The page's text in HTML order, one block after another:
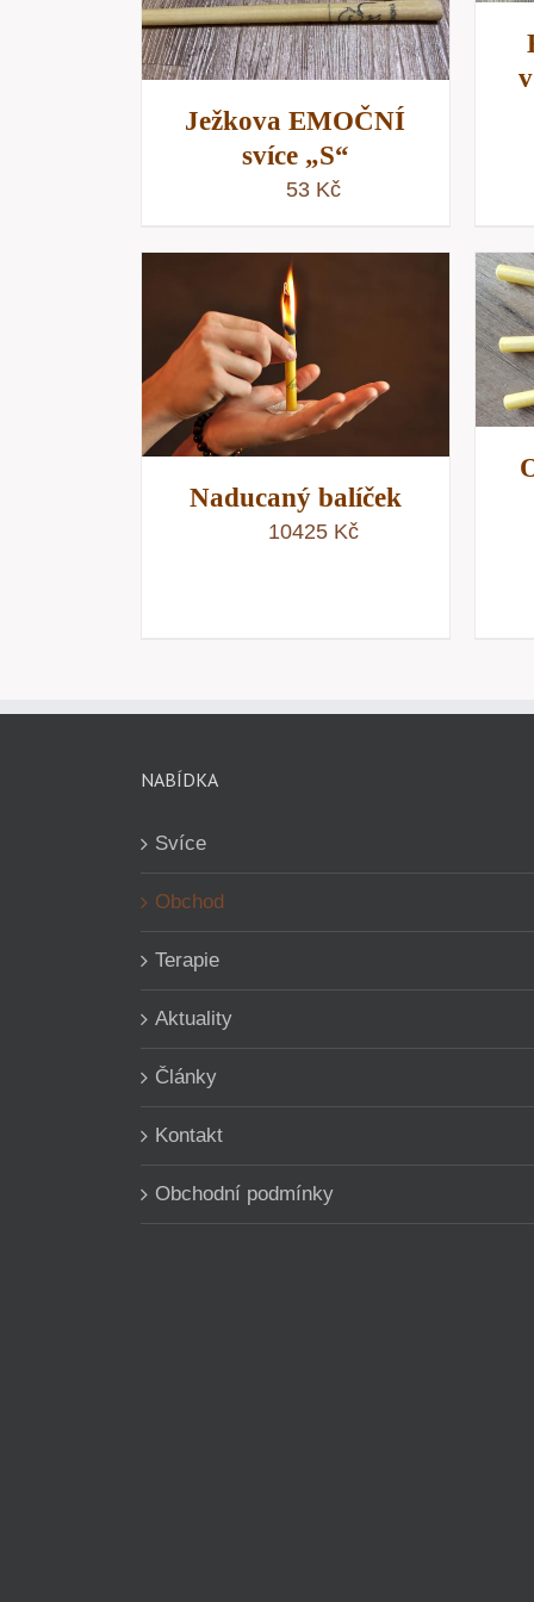
Ježkova EMOČNÍ
svíce „S“
53 Kč
Naducaný balíček
10425 Kč
PŘIDAT DO KOŠÍKU
RYCHLÝ NÁHLED
NABÍDKA
Svíce
Obchod
Terapie
Aktuality
Články
Kontakt
Obchodní podmínky